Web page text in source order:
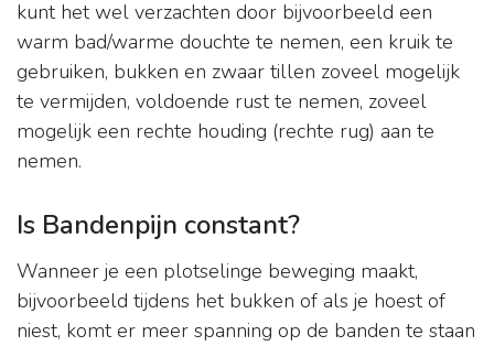
kunt het wel verzachten door bijvoorbeeld een
warm bad/warme douchte te nemen, een kruik te
gebruiken, bukken en zwaar tillen zoveel mogelijk
te vermijden, voldoende rust te nemen, zoveel
mogelijk een rechte houding (rechte rug) aan te
nemen.
Is Bandenpijn constant?
Wanneer je een plotselinge beweging maakt,
bijvoorbeeld tijdens het bukken of als je hoest of
niest, komt er meer spanning op de banden te staan